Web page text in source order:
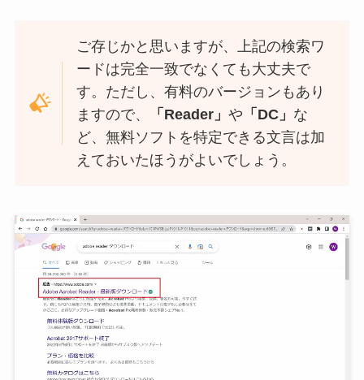
ご存じかと思いますが、上記の検索ワ
ードは完全一致でなくても大丈夫で
す。ただし、有料のバージョンもあり
ますので、
「Reader」や 「DC」 な
ど、無料ソフトを特定できる文言は加
えておいたほうがよいでしょう。